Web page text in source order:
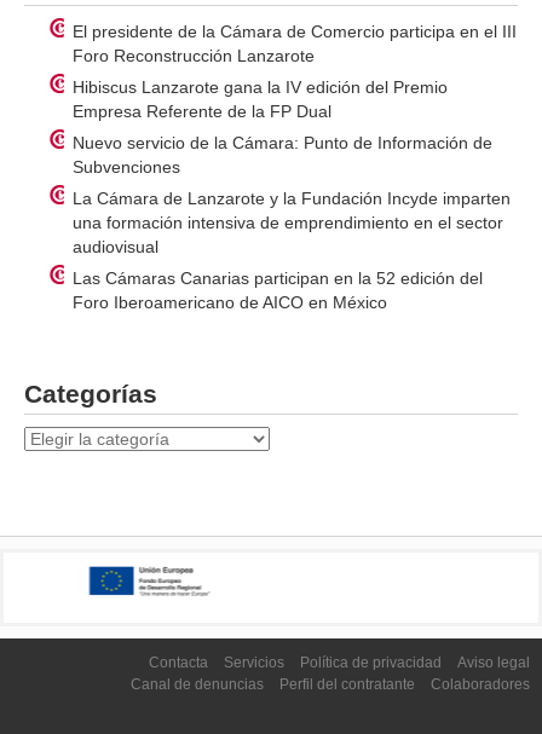
El presidente de la Cámara de Comercio participa en el III
Foro Reconstrucción Lanzarote
Hibiscus Lanzarote gana la IV edición del Premio
Empresa Referente de la FP Dual
Nuevo servicio de la Cámara: Punto de Información de
Subvenciones
La Cámara de Lanzarote y la Fundación Incyde imparten
una formación intensiva de emprendimiento en el sector
audiovisual
Las Cámaras Canarias participan en la 52 edición del
Foro Iberoamericano de AICO en México
Categorías
Categorías
Contacta Servicios Política de privacidad
Aviso legal
Canal de denuncias
Perfil del contratante Colaboradores